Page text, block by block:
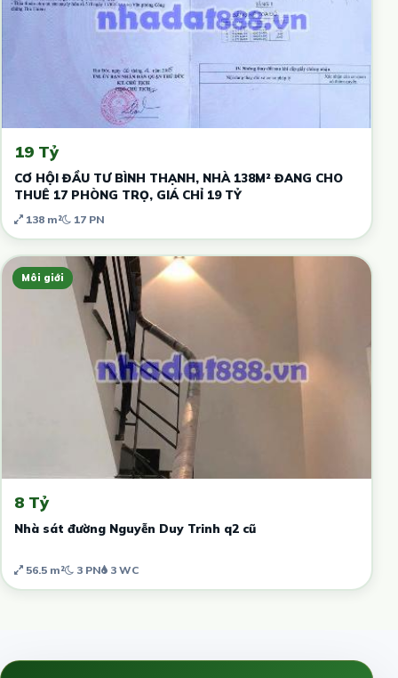
19 Tỷ
CƠ HỘI ĐẦU TƯ BÌNH THẠNH, NHÀ 138M² ĐANG CHO
THUÊ 17 PHÒNG TRỌ, GIÁ CHỈ 19 TỶ
138 m² 17 PN
Môi giới
8 Tỷ
Nhà sát đường Nguyễn Duy Trinh q2 cũ
56.5 m² 3 PN 3 WC